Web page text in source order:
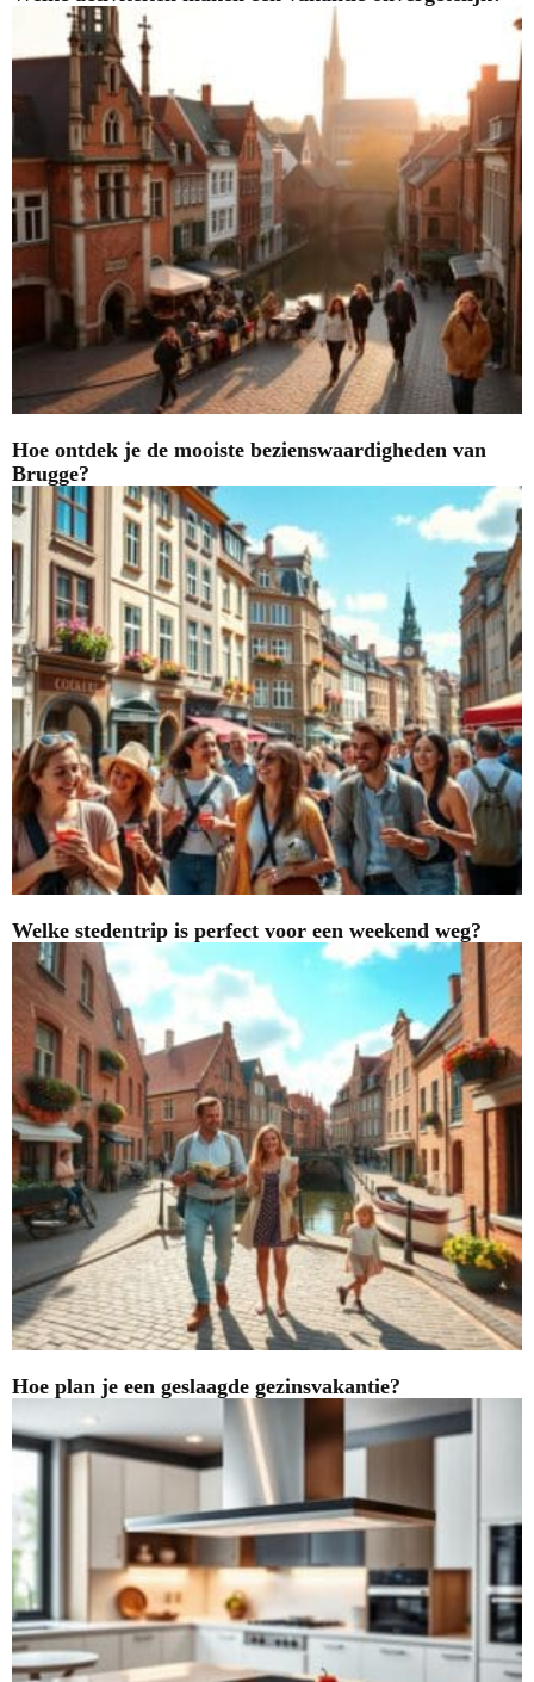
Hoe ontdek je de mooiste bezienswaardigheden van
Brugge?
Welke stedentrip is perfect voor een weekend weg?
Hoe plan je een geslaagde gezinsvakantie?